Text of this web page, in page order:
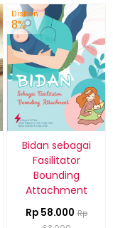
Diskon
8%
Bidan sebagai
Fasilitator
Bounding
Attachment
Rp 58.000 Rp